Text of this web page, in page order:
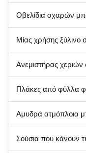
Οβελίδια σχαρών
Μίας χρήσης
Ανεμιστήρας χεριών
Πλάκες από φύλλα
Αμυδρά ατμόπλοια
Σούσια που κάνουν